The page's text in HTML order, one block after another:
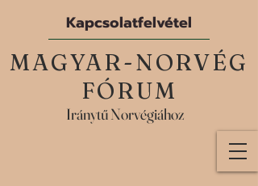
MAGYAR-NORVÉG
FÓRUM
Iránytű Norvégiához
Kapcsolatfelvétel